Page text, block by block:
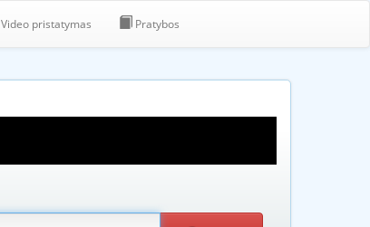
Video pristatymas Pratybos